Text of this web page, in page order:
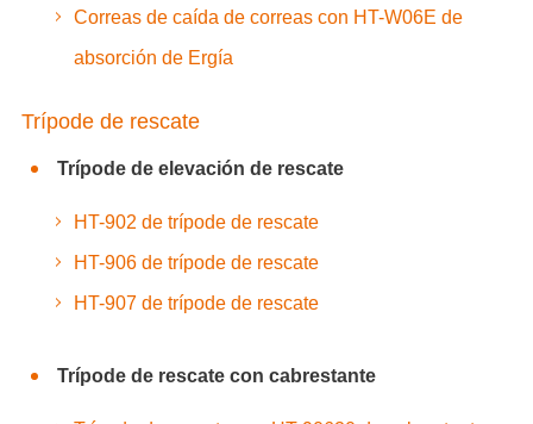
Correas de caída de correas con HT-W06E de
absorción de Ergía
Trípode de rescate
Trípode de elevación de rescate
HT-902 de trípode de rescate
HT-906 de trípode de rescate
HT-907 de trípode de rescate
Trípode de rescate con cabrestante